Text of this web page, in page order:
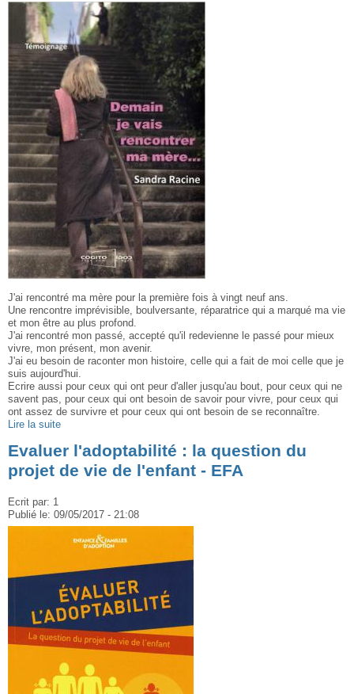
J'ai rencontré ma mère pour la première fois à vingt neuf ans.
Une rencontre imprévisible, boulversante, réparatrice qui a marqué ma vie
et mon être au plus profond.
J'ai rencontré mon passé, accepté qu'il redevienne le passé pour mieux
vivre, mon présent, mon avenir.
J'ai eu besoin de raconter mon histoire, celle qui a fait de moi celle que je
suis aujourd'hui.
Ecrire aussi pour ceux qui ont peur d'aller jusqu'au bout, pour ceux qui ne
savent pas, pour ceux qui ont besoin de savoir pour vivre, pour ceux qui
ont assez de survivre et pour ceux qui ont besoin de se reconnaître.
Lire la suite
Evaluer l'adoptabilité : la question du
projet de vie de l'enfant - EFA
Ecrit par: 1
Publié le: 09/05/2017 - 21:08